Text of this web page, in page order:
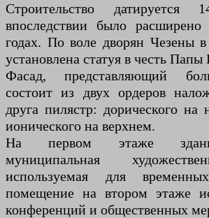
Строительство
впоследствии было
годах. По воле дворян Чезены
установлена ​​статуя в честь
Фасад, представляющий
состоит из двух ордеров
друга пилястр: дорического
ионического на верхнем.
На первом этаже
муниципальная
используемая для
помещение на втором этаже
конференций и общественных